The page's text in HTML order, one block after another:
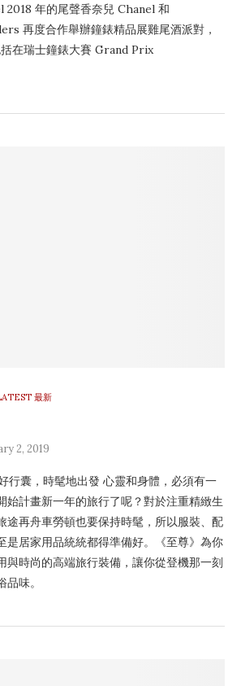
年的尾聲香奈兒 Chanel 和
再度合作舉辦鐘錶精品展雞尾酒派對，
在瑞士鐘錶大賽 Grand Prix
最新
2, 2019
行囊，時髦地出發 心靈和身體，必須有一
始計畫新一年的旅行了呢？對於注重精緻生
途再舟車勞頓也要保持時髦，所以服裝、配
是居家用品統統都得準備好。《至尊》為你
與時尚的高端旅行裝備，讓你從登機那一刻
味。